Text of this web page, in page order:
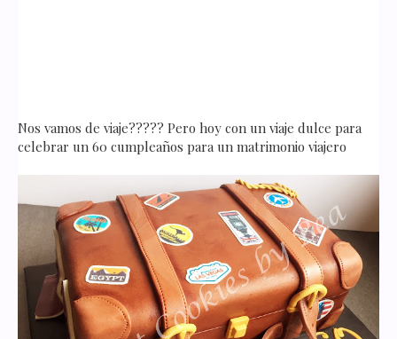
Nos vamos de viaje????? Pero hoy con un viaje dulce para
celebrar un 60 cumpleaños para un matrimonio viajero